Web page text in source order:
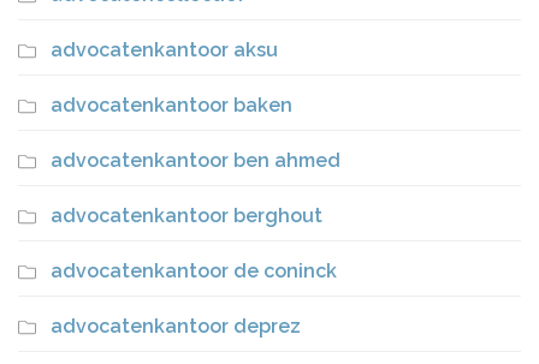
advocatenkantoor aksu
advocatenkantoor baken
advocatenkantoor ben ahmed
advocatenkantoor berghout
advocatenkantoor de coninck
advocatenkantoor deprez